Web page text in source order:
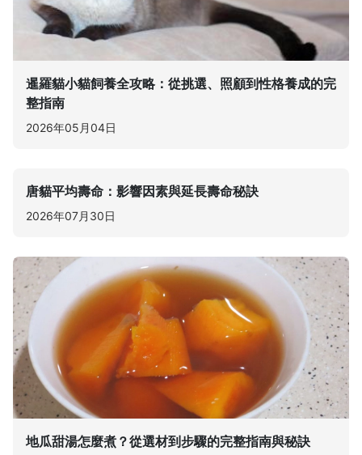
暹羅貓小貓飼養全攻略：從挑選、照顧到性格養成的完
整指南
2026年05月04日
唐貓平均壽命：影響因素與延長壽命秘訣
2026年07月30日
地瓜甜湯怎麼煮？從選材到步驟的完整指南與秘訣